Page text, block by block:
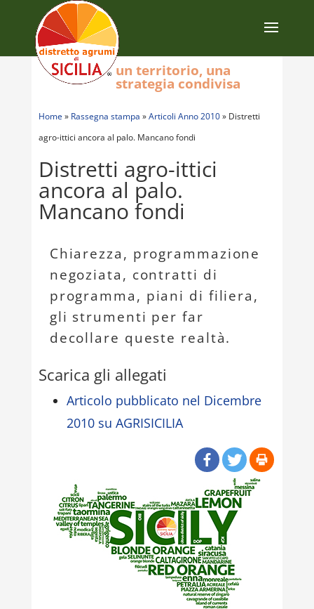
Home » Rassegna stampa »Articoli Anno 2010» Distretti
agro-ittici ancora al palo. Mancano fondi
Distretti agro-ittici
ancora al palo.
Mancano fondi
Chiarezza, programmazione
negoziata, contratti di
programma, piani di filiera,
gli strumenti per far
decollare queste realtà.
Scarica gli allegati
Articolo pubblicato nel Dicembre
2010 su AGRISICILIA
un territorio, una
strategia condivisa